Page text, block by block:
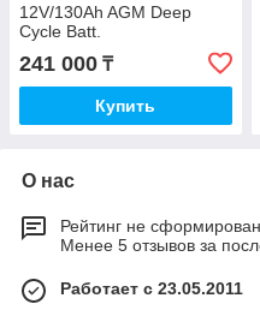
12V/130Ah AGM Deep
Cycle Batt.
241 000 ₸
Купить
О нас
Рейтинг не сформирован
Менее 5 отзывов за
Работает с 23.05.2011